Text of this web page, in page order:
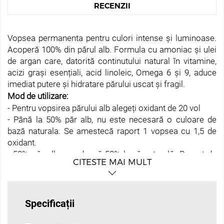
RECENZII
Vopsea permanenta pentru culori intense și luminoase.
Acoperă 100% din părul alb. Formula cu amoniac și ulei
de argan care, datorită continutului natural în vitamine,
acizi grași esențiali, acid linoleic, Omega 6 și 9, aduce
imediat putere și hidratare părului uscat și fragil.
Mod de utilizare:
- Pentru vopsirea părului alb alegeți oxidant de 20 vol
- Până la 50% păr alb, nu este necesară o culoare de
bază naturala. Se amestecă raport 1 vopsea cu 1,5 de
oxidant.
- 50% păr alb, se adaugă 50% bază naturală. Raport de
amestec 1 la 1 vopsea si oxidant. Pentru o acoperire mai
profundă a părului alb de 50%, puteți adăuga 1/2 din
- De la + 70% păr alb, este necesară adăugarea bazei
naturale minim 70%. Se amestecă in raport 1 la 1 oxidant
CITESTE MAI MULT
Specificații